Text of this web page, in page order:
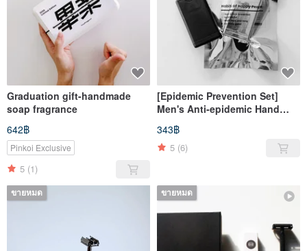
Graduation gift-handmade
soap fragrance
642฿
Pinkoi Exclusive
5 (1)
[Epidemic Prevention Set]
Men's Anti-epidemic Hand
epidemic Alcohol
Accompanying Cleaning
343฿
5 (6)
ขายหมด ขายหมด